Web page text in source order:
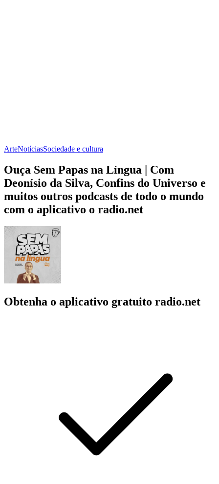
ArteNotíciasSociedade e cultura
Ouça Sem Papas na Língua | Com
Deonísio da Silva, Confins do Universo e
muitos outros podcasts de todo o mundo
com o aplicativo o radio.net
Obtenha o aplicativo gratuito radio.net